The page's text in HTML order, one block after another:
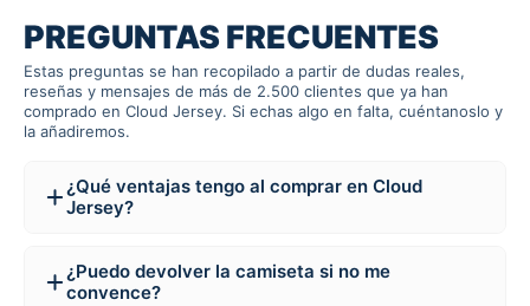
PREGUNTAS FRECUENTES
Estas preguntas se han recopilado a partir de dudas reales,
reseñas y mensajes de más de 2.500 clientes que ya han
comprado en Cloud Jersey. Si echas algo en falta, cuéntanoslo y
la añadiremos.
¿Qué ventajas tengo al comprar en Cloud
Jersey?
¿Puedo devolver la camiseta si no me
convence?